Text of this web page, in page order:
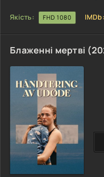
Якість: FHD 1080 IMDb:
Блаженні мертві (